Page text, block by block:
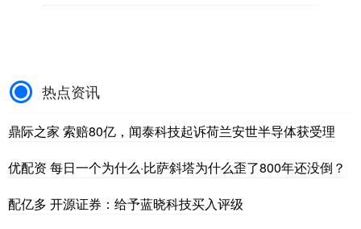
热点资讯
鼎际之家 索赔80亿，闻泰科技起诉荷兰安世半导体获受理
优配资 每日一个为什么·比萨斜塔为什么歪了800年还没倒？
配亿多 开源证券：给予蓝晓科技买入评级